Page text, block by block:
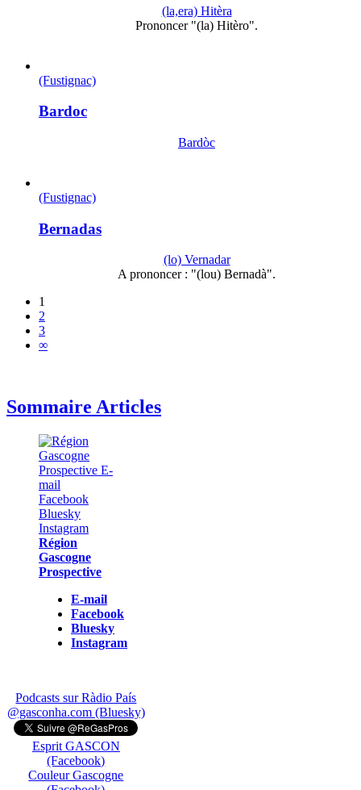
(la,era) Hitèra
Prononcer "(la) Hitèro".
(Fustignac)
Bardoc
Bardòc
(Fustignac)
Bernadas
(lo) Vernadar
A prononcer : "(lou) Bernadà".
1
2
3
∞
Sommaire Articles
Région
Gascogne
Prospective
E-mail
Facebook
Bluesky
Instagram
Podcasts sur Ràdio País
@gasconha.com (Bluesky)
Esprit GASCON
(Facebook)
Couleur Gascogne